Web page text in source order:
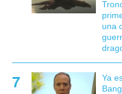
una
Ya